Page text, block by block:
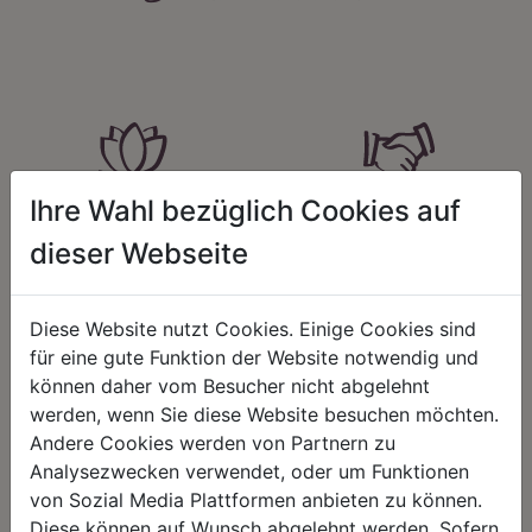
HARMONIE
Unser Sortiment steht für ein
schenken natürliche, stilvolle
Momente für harmonische Stunden
zu Hause – den Ort, an dem
Menschen sich geborgen fühlen und
positive Energie schöpfen.
FAIRNESS
fair – im Hinblick auf unsere
Kalkulation, angemessene
Entlohnung und unsere
nachhaltigen, gewachsenen
Geschäftsbeziehungen.
REGIONALITÄT NACHHALTIGKEIT
Ihre Wahl bezüglich Cookies auf
dieser Webseite
Diese Website nutzt Cookies. Einige Cookies sind
für eine gute Funktion der Website notwendig und
können daher vom Besucher nicht abgelehnt
werden, wenn Sie diese Website besuchen möchten.
Andere Cookies werden von Partnern zu
Analysezwecken verwendet, oder um Funktionen
von Sozial Media Plattformen anbieten zu können.